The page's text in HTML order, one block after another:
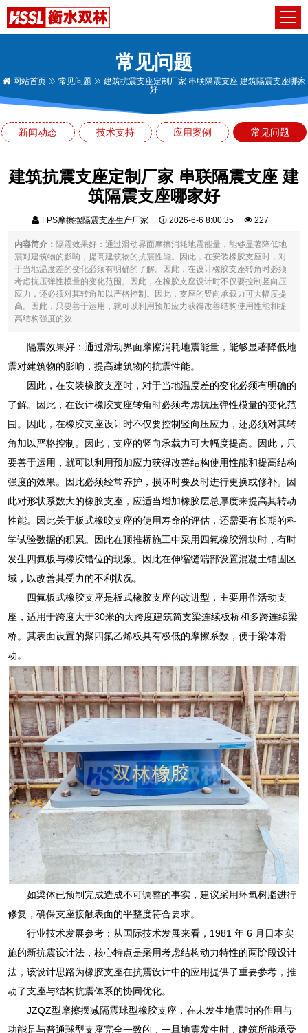
常见问题
网站首页 常见问题
建筑抗震支座定制厂家 串联隔震支座 建筑隔震支座哪家
好
新闻动态 技术支持 应用案例 常见问题
建筑抗震支座定制厂家 串联隔震支座 建
筑隔震支座哪家好
FPS摩擦摆隔震支座生产厂家 2026-6-6 8:00:35 227
内容简介：隔震效果好：通过滑动界面摩擦消耗地震能量，能够显著降低地
震对建筑物的影响，提高建筑物的抗震性能。因此，在安装橡胶支座时，对
于当地温度差的变化必须有明确的了解。因此，在设计橡胶支座转角时必须
考虑抗压弹性模量的变化范围。因此，在橡胶支座设计时不仅要控制竖向压
应力，还必须对其转角加以严格控制。因此，支座的竖向承载力可大幅度提
高。因此，只要善于运用，就可以利用预加应力获得改善结构使用性能和提
高结构强度的效...
隔震效果好：通过滑动界面摩擦消耗地震能量，能够显著降低地
震对建筑物的影响，提高建筑物的抗震性能。
因此，在安装橡胶支座时，对于当地温度差的变化必须有明确的
了解。因此，在设计橡胶支座转角时必须考虑抗压弹性模量的变化范
围。因此，在橡胶支座设计时不仅要控制竖向压应力，还必须对其转
角加以严格控制。因此，支座的竖向承载力可大幅度提高。因此，只
要善于运用，就可以利用预加应力获得改善结构使用性能和提高结构
强度的效果。因此必须经常养护，损坏时要及时进行更换或修补。因
此对形状系数大的橡胶支座，应适当增加橡胶层总厚度来提高其转动
性能。因此关于板式橡晈支座的使用寿命的评估，还需要有长期的科
学试验数据的积累。因此在顶推桥施工中采用四氟橡胶滑块时，有时
发生四氟板与橡胶错位的现象。因此在伸缩缝端部设置混凝土锚固区
域，以改善其受力的不利状况。
四氟板式橡胶支座是板式橡胶支座的改进型，主要用作活动支
座，适用于跨度大于30米的大跨度建筑简支梁连续板桥和多跨连续梁
桥。其表面设置的聚四氟乙烯板具有极低的摩擦系数，便于梁体滑
动。
如梁体已预制完成造成不可调整的事实，建议采用环氧树脂进行
修复，确保支座接触表面的平整度符合要求。
行业技术发展参考：从国际技术发展来看，1981 年 6 月日本实
施的新抗震设计法，核心特点是采用考虑结构动力特性的两阶段设计
法，该设计思路为橡胶支座在抗震设计中的应用提供了重要参考，推
动了支座与结构抗震体系的协同优化。
JZQZ型摩擦摆减隔震球型橡胶支座，在未发生地震时的作用与
功能是与普通球型支座完全一致的，一旦地震发生时，建筑所能承受